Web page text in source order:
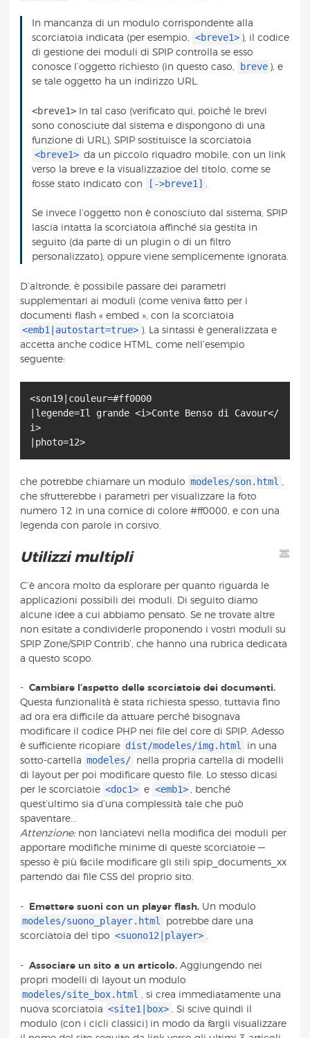
In mancanza di un modulo corrispondente alla
scorciatoia indicata (per esempio, <breve1> ), il codice
di gestione dei moduli di SPIP controlla se esso
conosce l’oggetto richiesto (in questo caso,
breve ), e
se tale oggetto ha un indirizzo URL.
<breve1> In tal caso (verificato qui, poiché le brevi
sono conosciute dal sistema e dispongono di una
funzione di URL), SPIP sostituisce la scorciatoia
<breve1> da un piccolo riquadro mobile, con un link
verso la breve e la visualizzazioe del titolo, come se
fosse stato indicato con
[->breve1]
Se invece l’oggetto non è conosciuto dal sistema, SPIP
lascia intatta la scorciatoia affinché sia gestita in
seguito (da parte di un plugin o di un filtro
personalizzato), oppure viene semplicemente ignorata.
D’altronde, è possibile passare dei parametri
supplementari ai moduli (come veniva fatto per i
documenti flash « embed », con la scorciatoia
<emb1|autostart=true> ). La sintassi è generalizzata e
accetta anche codice HTML, come nell’esempio
seguente:
<son19|couleur=#ff0000
|legende=Il grande <i>Conte Benso di Cavour</
i>
che potrebbe chiamare un modulo modeles/son.html
che sfrutterebbe i parametri per visualizzare la foto
numero 12 in una cornice di colore #ff0000, e con una
legenda con parole in corsivo.
Utilizzi multipli
C’è ancora molto da esplorare per quanto riguarda le
applicazioni possibili dei moduli. Di seguito diamo
alcune idee a cui abbiamo pensato. Se ne trovate altre
non esitate a condividerle proponendo i vostri moduli su
SPIP Zone/SPIP Contrib’, che hanno una rubrica dedicata
a questo scopo.
- Cambiare l’aspetto delle scorciatoie dei documenti.
Questa funzionalità è stata richiesta spesso, tuttavia fino
ad ora era difficile da attuare perché bisognava
modificare il codice PHP nei file del core di SPIP. Adesso
è sufficiente ricopiare dist/modeles/img.html
in una
sotto-cartella modeles/ nella propria cartella di modelli
di layout per poi modificare questo file. Lo stesso dicasi
per le scorciatoie <doc1> e <emb1> , benché
quest’ultimo sia d’una complessità tale che può
spaventare...
Attenzione: non lanciatevi nella modifica dei moduli per
apportare modifiche minime di queste scorciatoie —
spesso è più facile modificare gli stili spip_documents_xx
partendo dai file CSS del proprio sito.
- Emettere suoni con un player flash.Un modulo
modeles/suono_player.html
potrebbe dare una
scorciatoia del tipo <suono12|player> .
- Associare un sito a un articolo.Aggiungendo nei
propri modelli di layout un modulo
modeles/site_box.html
, si crea immediatamente una
nuova scorciatoia <site1|box>
. Si scive quindi il
modulo (con i cicli classici) in modo da fargli visualizzare